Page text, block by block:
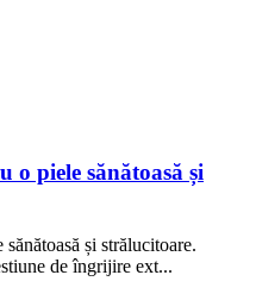
o piele sănătoasă și
și strălucitoare.
de îngrijire ext...